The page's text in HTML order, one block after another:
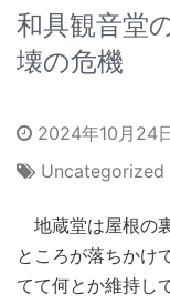
和具観音堂
壊の危機
2024年10月24
Uncategorized
地蔵堂は屋根の
ところが落ちか
てて何とか維持し